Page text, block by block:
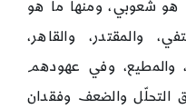
هو شعوبي، ومنها ما هو
والمقتدر، والقاهر،
والمطيع، وفي عهودهم
التحلّل والضعف وفقدان